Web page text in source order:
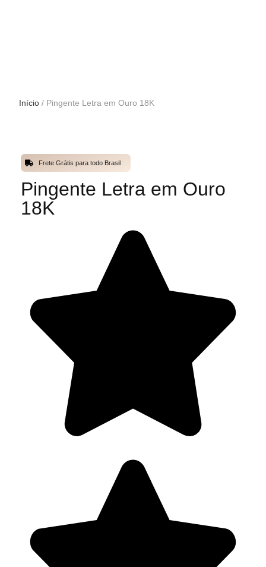
Início / Pingente Letra em Ouro 18K
Frete Grátis para todo Brasil
Pingente Letra em Ouro
18K